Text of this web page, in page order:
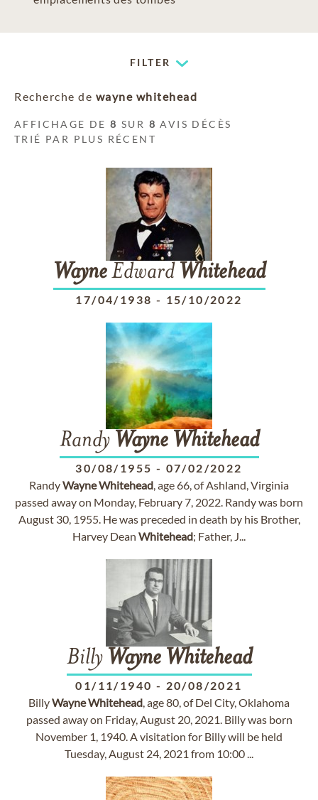
FILTER
Recherche de wayne whitehead
AFFICHAGE DE8 SUR 8 AVIS DÉCÈS
TRIÉ PAR PLUS RÉCENT
WayneEdward Whitehead
17/04/1938 - 15/10/2022
Randy Wayne Whitehead
30/08/1955 - 07/02/2022
RandyWayneWhitehead, age 66, of Ashland, Virginia
passed away on Monday, February 7, 2022. Randy was born
August 30, 1955. He was preceded in death by his Brother,
Harvey Dean Whitehead; Father, J...
Billy Wayne Whitehead
01/11/1940 - 20/08/2021
BillyWayneWhitehead, age 80, of Del City, Oklahoma
passed away on Friday, August 20, 2021. Billy was born
November 1, 1940. A visitation for Billy will be held
Tuesday, August 24, 2021 from 10:00 ...